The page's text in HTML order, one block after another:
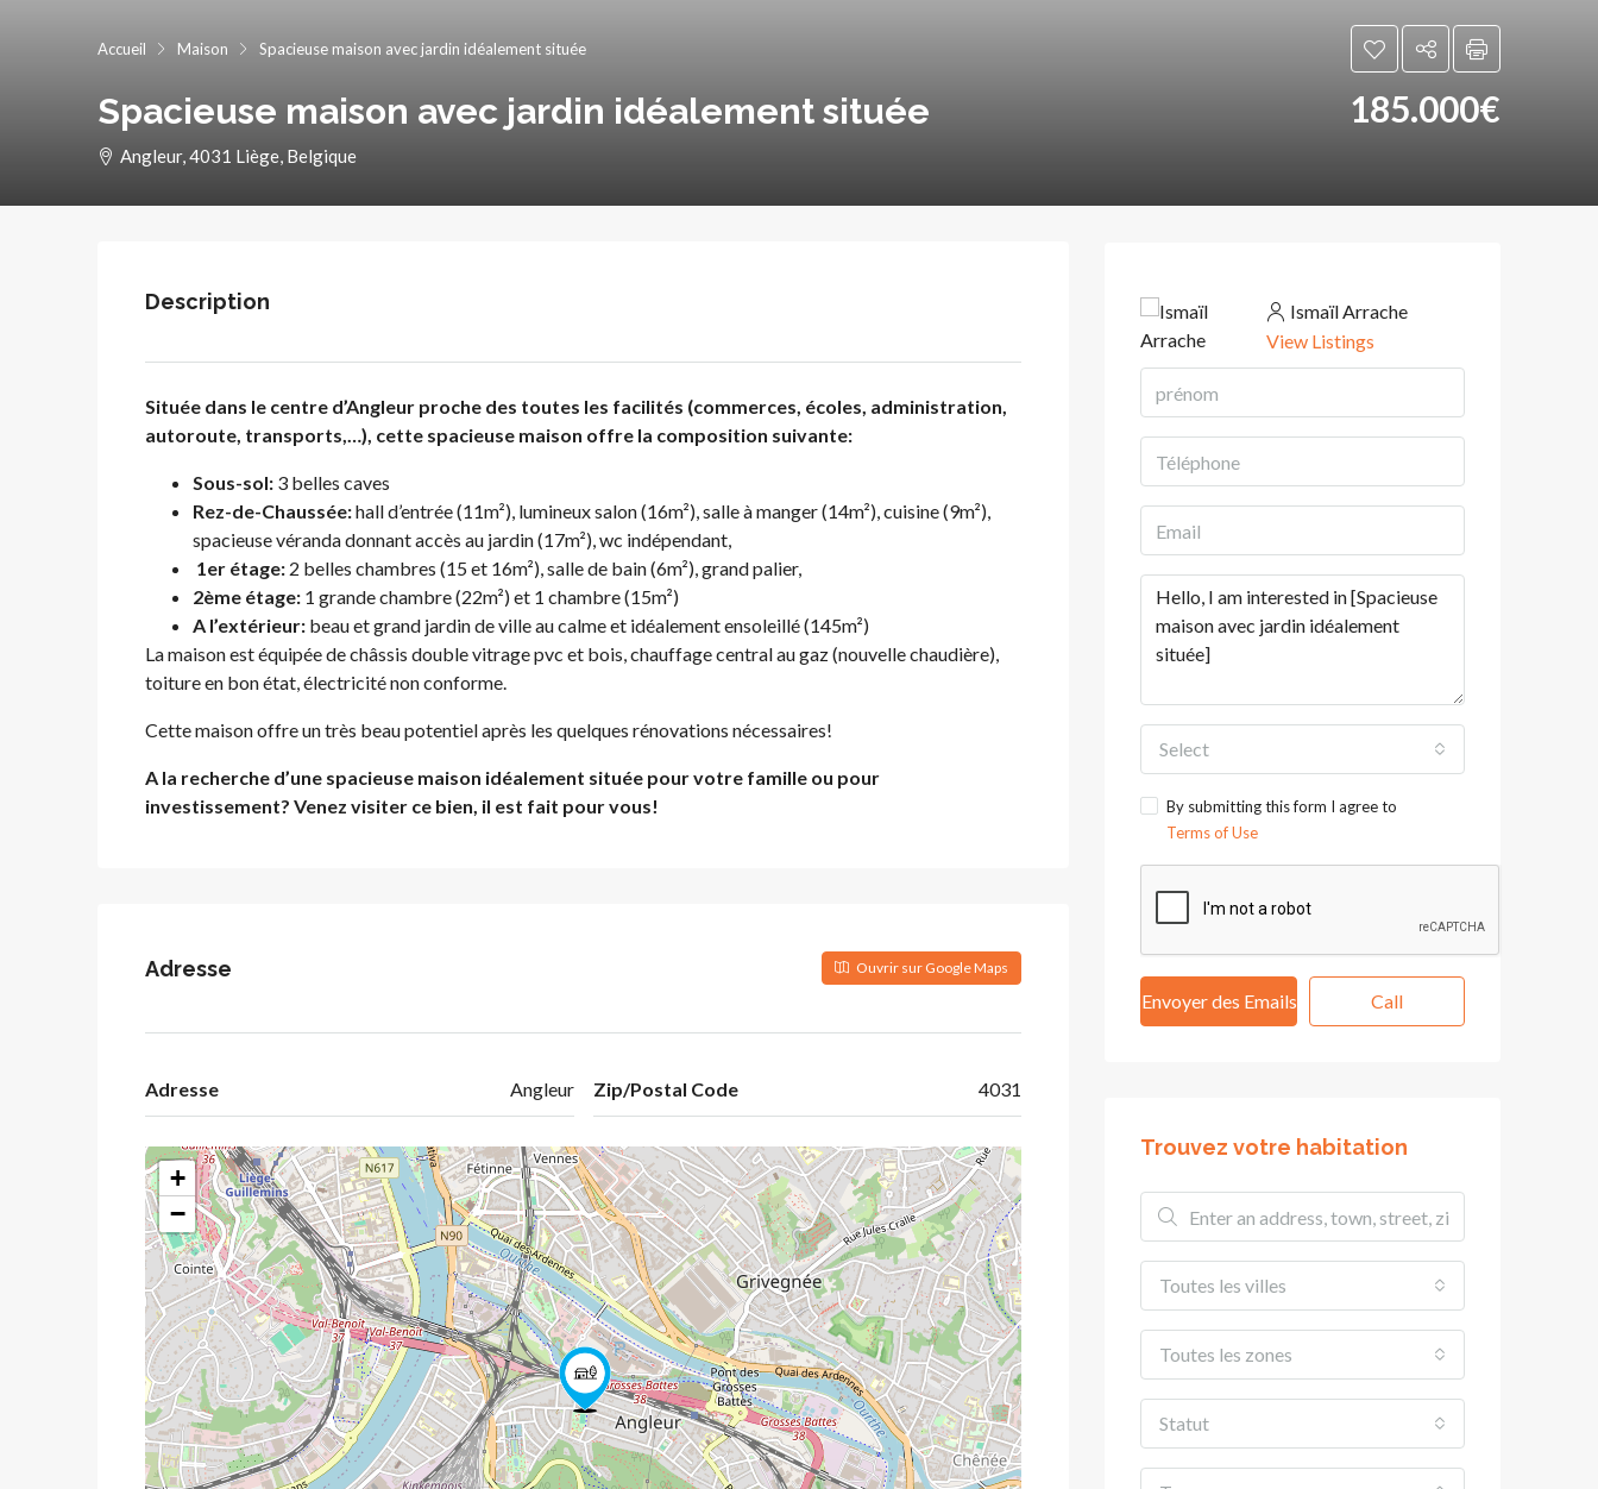
Accueil Maison Spacieuse maison avec jardin idéalement située
Spacieuse maison avec jardin idéalement située 185.000€
Angleur, 4031 Liège, Belgique
Description
Située dans le centre d’Angleur proche des toutes les facilités (commerces, écoles, administration,
autoroute, transports,…), cette spacieuse maison offre la composition suivante:
Sous-sol: 3 belles caves
Rez-de-Chaussée:hall d’entrée (11m²), lumineux salon (16m²), salle à manger (14m²), cuisine (9m²),
spacieuse véranda donnant accès au jardin (17m²), wc indépendant,
1er étage: 2 belles chambres (15 et 16m²), salle de bain (6m²), grand palier,
2ème étage: 1 grande chambre (22m²) et 1 chambre (15m²)
A l’extérieur: beau et grand jardin de ville au calme et idéalement ensoleillé (145m²)
La maison est équipée de châssis double vitrage pvc et bois, chauffage central au gaz (nouvelle chaudière),
toiture en bon état, électricité non conforme.
Cette maison offre un très beau potentiel après les quelques rénovations nécessaires!
A la recherche d’une spacieuse maison idéalement située pour votre famille ou pour
investissement? Venez visiter ce bien, il est fait pour vous!
Adresse Ouvrir sur Google Maps
Adresse Angleur Zip/Postal Code 4031
+
−
Ismaïl Arrache
View Listings
Select
By submitting this form I agree to
Terms of Use
Envoyer des Emails Call
Trouvez votre habitation
Toutes les villes
Toutes les zones
Statut